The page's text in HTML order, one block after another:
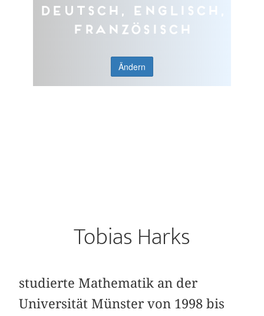
Deutsch, Englisch,
Französisch
Ändern
Tobias Harks
studierte Mathematik an der
Universität Münster von 1998 bis